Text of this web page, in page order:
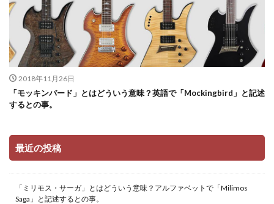
2018年11月26日
「モッキンバード」とはどういう意味？英語で「Mockingbird」と記述
するとの事。
最近の投稿
「ミリモス・サーガ」とはどういう意味？アルファベットで「Milimos
Saga」と記述するとの事。